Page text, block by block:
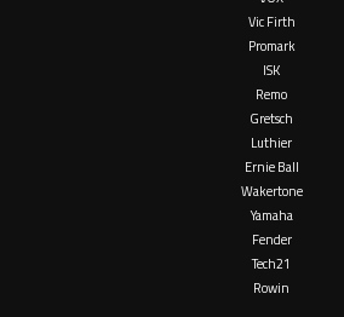
Vic Firth
Promark
ISK
Remo
Gretsch
Luthier
Ernie Ball
Wakertone
Yamaha
Fender
Tech21
Rowin